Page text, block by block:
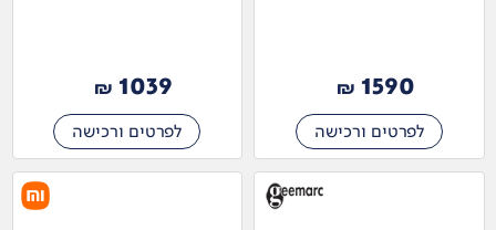
1590
₪
לפרטים ורכישה
1039
₪
לפרטים ורכישה